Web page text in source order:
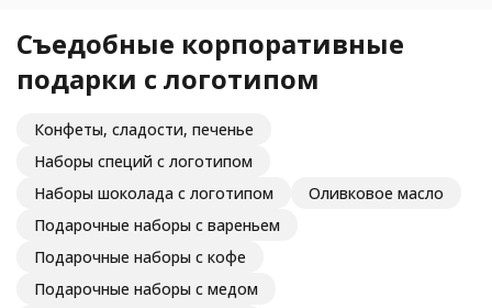
Съедобные корпоративные
подарки с логотипом
Конфеты, сладости, печенье
Наборы специй с логотипом
Наборы шоколада с логотипом
Оливковое масло
Подарочные наборы с вареньем
Подарочные наборы с кофе
Подарочные наборы с медом